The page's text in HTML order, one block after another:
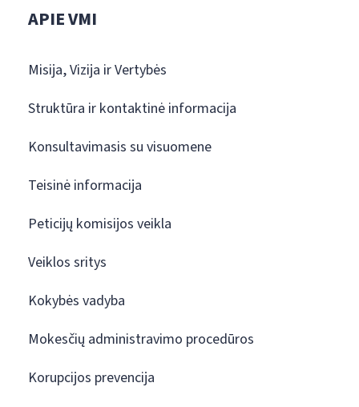
APIE VMI
Misija, Vizija ir Vertybės
Struktūra ir kontaktinė informacija
Konsultavimasis su visuomene
Teisinė informacija
Peticijų komisijos veikla
Veiklos sritys
Kokybės vadyba
Mokesčių administravimo procedūros
Korupcijos prevencija